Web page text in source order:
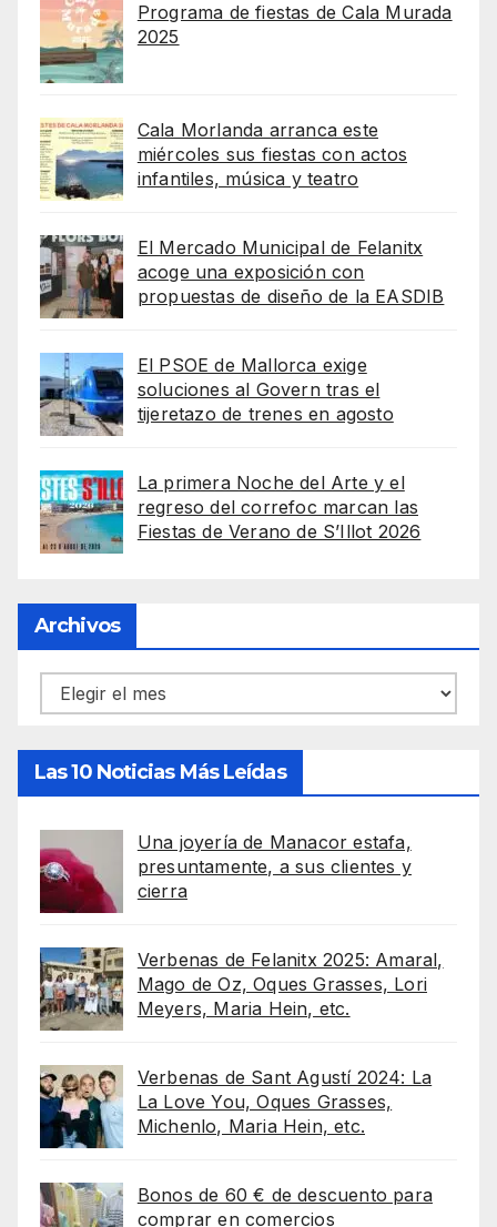
Programa de fiestas de Cala Murada
2025
Cala Morlanda arranca este
miércoles sus fiestas con actos
infantiles, música y teatro
El Mercado Municipal de Felanitx
acoge una exposición con
propuestas de diseño de la EASDIB
El PSOE de Mallorca exige
soluciones al Govern tras el
tijeretazo de trenes en agosto
La primera Noche del Arte y el
regreso del correfoc marcan las
Fiestas de Verano de S’Illot 2026
Archivos
Archivos
Las 10 Noticias Más Leídas
Una joyería de Manacor estafa,
presuntamente, a sus clientes y
cierra
Verbenas de Felanitx 2025: Amaral,
Mago de Oz, Oques Grasses, Lori
Meyers, Maria Hein, etc.
Verbenas de Sant Agustí 2024: La
La Love You, Oques Grasses,
Michenlo, Maria Hein, etc.
Bonos de 60 € de descuento para
comprar en comercios